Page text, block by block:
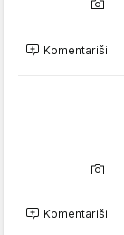
Komentariši
Komentariši